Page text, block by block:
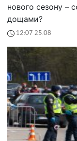
нового сезону –
дощами?
12:07 25.08